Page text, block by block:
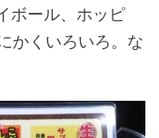
ボール、ホッピ
かくいろいろ。な